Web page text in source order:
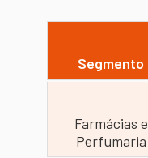
Segmento
Farmácias e
Perfumaria